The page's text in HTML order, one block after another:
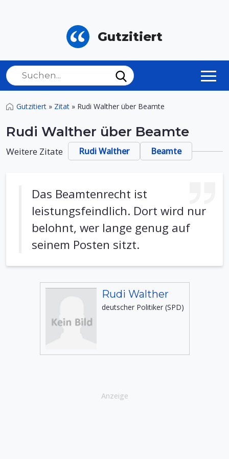
Gutzitiert
Gutzitiert » Zitat » Rudi Walther über Beamte
Rudi Walther über Beamte
Weitere Zitate Rudi Walther Beamte
Das Beamtenrecht ist
leistungsfeindlich. Dort wird nur
belohnt, wer lange genug auf
seinem Posten sitzt.
Rudi Walther
deutscher Politiker (SPD)
Anzeige